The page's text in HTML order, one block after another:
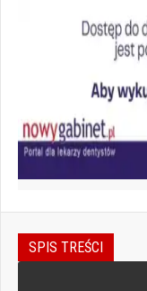
SPIS TREŚCI